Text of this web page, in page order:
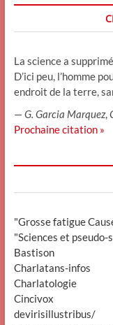
La science a
D’ici peu, l’homme
endroit de la terre,
—G. Garcia Marquez,
Prochaine citation »
"Grosse fatigue
"Sciences et pseudo-
Bastison
Charlatans-infos
Charlatologie
Cincivox
devirisillustribus/